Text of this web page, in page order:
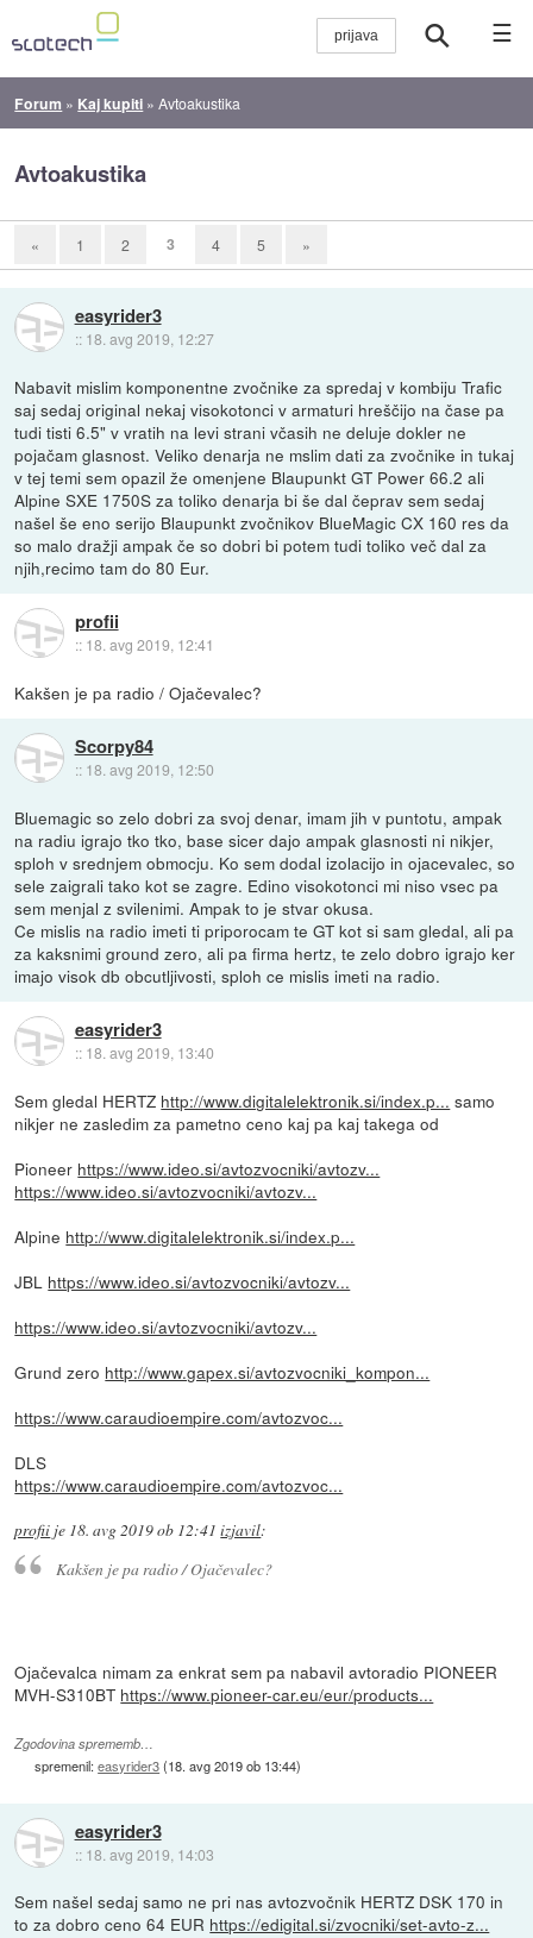
☰
Forum » Kaj kupiti »Avtoakustika
Avtoakustika
« 1 2 3 4 5 »
easyrider3
:: 18. avg 2019, 12:27
Nabavit mislim komponentne zvočnike za spredaj v kombiju Trafic
saj sedaj original nekaj visokotonci v armaturi hreščijo na čase pa
tudi tisti 6.5" v vratih na levi strani včasih ne deluje dokler ne
pojačam glasnost. Veliko denarja ne mslim dati za zvočnike in tukaj
v tej temi sem opazil že omenjene Blaupunkt GT Power 66.2 ali
Alpine SXE 1750S za toliko denarja bi še dal čeprav sem sedaj
našel še eno serijo Blaupunkt zvočnikov BlueMagic CX 160 res da
so malo dražji ampak če so dobri bi potem tudi toliko več dal za
njih,recimo tam do 80 Eur.
profii
:: 18. avg 2019, 12:41
Kakšen je pa radio / Ojačevalec?
Scorpy84
:: 18. avg 2019, 12:50
Bluemagic so zelo dobri za svoj denar, imam jih v puntotu, ampak
na radiu igrajo tko tko, base sicer dajo ampak glasnosti ni nikjer,
sploh v srednjem obmocju. Ko sem dodal izolacijo in ojacevalec, so
sele zaigrali tako kot se zagre. Edino visokotonci mi niso vsec pa
sem menjal z svilenimi. Ampak to je stvar okusa.
Ce mislis na radio imeti ti priporocam te GT kot si sam gledal, ali pa
za kaksnimi ground zero, ali pa firma hertz, te zelo dobro igrajo ker
imajo visok db obcutljivosti, sploh ce mislis imeti na radio.
easyrider3
:: 18. avg 2019, 13:40
Sem gledal HERTZ http://www.digitalelektronik.si/index.p... samo
nikjer ne zasledim za pametno ceno kaj pa kaj takega od
Pioneer https://www.ideo.si/avtozvocniki/avtozv...
https://www.ideo.si/avtozvocniki/avtozv...
Alpine http://www.digitalelektronik.si/index.p...
JBL https://www.ideo.si/avtozvocniki/avtozv...
https://www.ideo.si/avtozvocniki/avtozv...
Grund zero http://www.gapex.si/avtozvocniki_kompon...
https://www.caraudioempire.com/avtozvoc...
DLS
https://www.caraudioempire.com/avtozvoc...
profii je 18. avg 2019 ob 12:41 izjavil:
Kakšen je pa radio / Ojačevalec?
Ojačevalca nimam za enkrat sem pa nabavil avtoradio PIONEER
MVH-S310BT https://www.pioneer-car.eu/eur/products...
Zgodovina sprememb…
spremenil:easyrider3(18. avg 2019 ob 13:44)
easyrider3
:: 18. avg 2019, 14:03
Sem našel sedaj samo ne pri nas avtozvočnik HERTZ DSK 170 in
to za dobro ceno 64 EUR https://edigital.si/zvocniki/set-avto-z...